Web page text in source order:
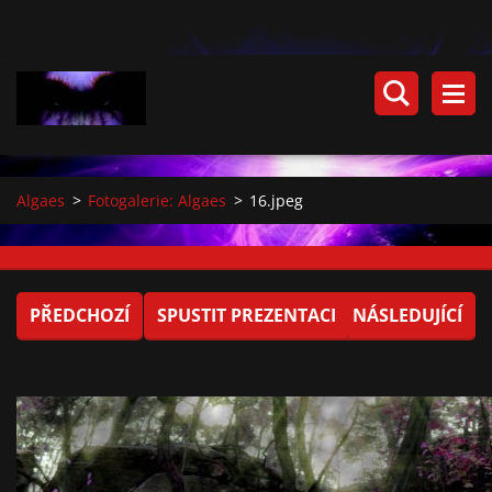
Algaes > Fotogalerie: Algaes > 16.jpeg
PŘEDCHOZÍ SPUSTIT PREZENTACI NÁSLEDUJÍCÍ